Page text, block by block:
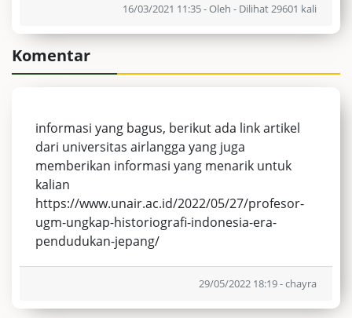
16/03/2021 11:35 - Oleh - Dilihat 29601 kali
Komentar
informasi yang bagus, berikut ada link artikel
dari universitas airlangga yang juga
memberikan informasi yang menarik untuk
kalian
https://www.unair.ac.id/2022/05/27/profesor-
ugm-ungkap-historiografi-indonesia-era-
pendudukan-jepang/
29/05/2022 18:19 - chayra